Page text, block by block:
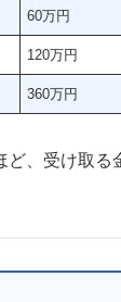
60万円
120万円
360万円
ど、受け取る